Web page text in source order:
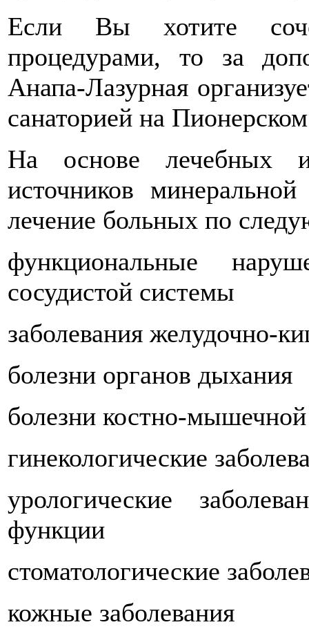
Если Вы хотите
процедурами, то за
Анапа-Лазурная
санаторией на
На основе лечебных
источников
лечение больных по
функциональные
сосудистой системы
заболевания желудочно-
болезни органов дыхания
болезни костно-
гинекологические
урологические
функции
стоматологические
кожные заболевания